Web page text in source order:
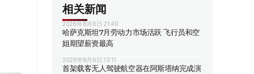
相关新闻
2026年8月6日 21:49
哈萨克斯坦7月劳动力市场活跃 飞行员和空
姐期望薪资最高
2026年8月6日 13:11
首架载客无人驾驶航空器在阿斯塔纳完成演